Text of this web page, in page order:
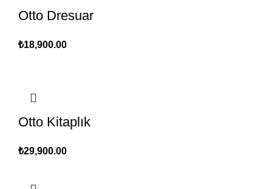
Otto Dresuar
₺18,900.00
Otto Kitaplık
₺29,900.00